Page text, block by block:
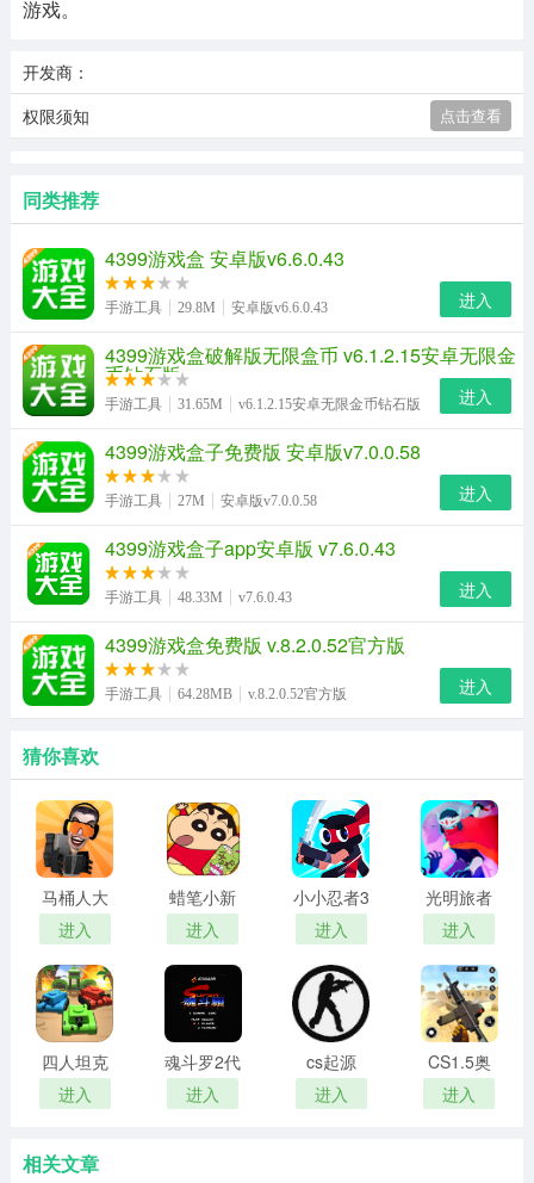
游戏。
开发商：
权限须知
点击查看
同类推荐
4399游戏盒 安卓版v6.6.0.43
手游工具 29.8M 安卓版v6.6.0.43 进入
4399游戏盒破解版无限盒币 v6.1.2.15安卓无限金
币钻石版
手游工具 31.65M v6.1.2.15安卓无限金币钻石版 进入
4399游戏盒子免费版 安卓版v7.0.0.58
手游工具 27M 安卓版v7.0.0.58 进入
4399游戏盒子app安卓版 v7.6.0.43
手游工具 48.33M v7.6.0.43 进入
4399游戏盒免费版 v.8.2.0.52官方版
手游工具 64.28MB v.8.2.0.52官方版 进入
猜你喜欢
马桶人大
战
进入
蜡笔小新
跑酷
进入
小小忍者3
免费版
进入
光明旅者
内置菜单
版
进入
四人坦克
大战手游
进入
魂斗罗2代
进入
cs起源
进入
CS1.5奥
美
进入
相关文章